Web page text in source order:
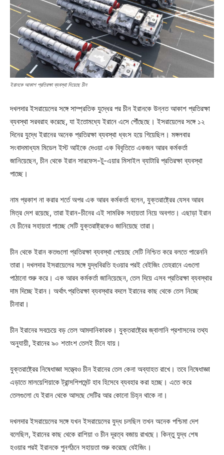
ইরানকে আকাশ প্রতিরক্ষা ব্যবস্থা দিয়েছে চীন
দখলদার ইসরায়েলের সঙ্গে সাম্প্রতিক যুদ্ধের পর চীন ইরানকে উন্নত আকাশ প্রতিরক্ষা
ব্যবস্থা সরবরাহ করেছে, যা ইতোমধ্যে ইরানে এসে পৌঁছেছে। ইসরায়েলের সঙ্গে ১২
দিনের যুদ্ধে ইরানের অনেক প্রতিরক্ষা ব্যবস্থা ধ্বংস হয়ে গিয়েছিল। মঙ্গলবার
সংবাদমাধ্যম মিডেল ইস্ট আইকে দেওয়া এক বিবৃতিতে একজন আরব কর্মকর্তা
জানিয়েছেন, চীন থেকে ইরান সারফেস-টু-এয়ার মিসাইল ব্যাটারি প্রতিরক্ষা ব্যবস্থা
পাচ্ছে।
নাম প্রকাশ না করার শর্তে অপর এক আরব কর্মকর্তা বলেন, যুক্তরাষ্ট্রের যেসব আরব
মিত্র দেশ রয়েছে, তারা ইরান-চীনের এই সামরিক সহায়তা নিয়ে অবগত। এছাড়া ইরান
যে চীনের সহায়তা পাচ্ছে সেটি যুক্তরাষ্ট্রকেও জানিয়েছে তারা।
চীন থেকে ইরান কতগুলো প্রতিরক্ষা ব্যবস্থা পেয়েছে সেটি নিশ্চিত করে বলতে পারেননি
তারা। দখলদার ইসরায়েলের সঙ্গে যুদ্ধবিরতি হওয়ার পরই বেইজিং তেহরানে এগুলো
পাঠানো শুরু করে। এক আরব কর্মকর্তা জানিয়েছেন, তেল দিয়ে এসব প্রতিরক্ষা ব্যবস্থার
দাম দিচ্ছে ইরান। অর্থাৎ প্রতিরক্ষা ব্যবস্থার বদলে ইরানের কাছ থেকে তেল নিচ্ছে
চীনারা।
চীন ইরানের সবচেয়ে বড় তেল আমদানিকারক। যুক্তরাষ্ট্রের জ্বালানি প্রশাসনের তথ্য
অনুযায়ী, ইরানের ৯০ শতাংশ তেলই চীনে যায়।
যুক্তরাষ্ট্রের নিষেধাজ্ঞা সত্ত্বেও চীন ইরানের তেল কেনা অব্যাহত রাখে। তবে নিষেধাজ্ঞা
এড়াতে মালয়েশিয়াকে ট্রান্সশিপমেন্ট হাব হিসেবে ব্যবহার করা হচ্ছে। এতে করে
তেলগুলো যে ইরান থেকে আসছে সেটির আর কোনো চিহ্ন থাকে না।
দখলদার ইসরায়েলের সঙ্গে যখন ইসরায়েলের যুদ্ধ চলছিল তখন অনেক পশ্চিমা দেশ
বলেছিল, ইরানের কাছ থেকে রাশিয়া ও চীন দূরত্ব বজায় রাখছে। কিন্তু যুদ্ধ শেষ
হওয়ার পরই ইরানকে পুনর্গঠনে সহায়তা শুরু করেছে বেইজিং।